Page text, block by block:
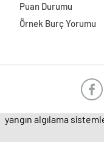
Puan Durumu
Örnek Burç Yorumu
yangın algılama